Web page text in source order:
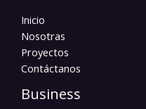
Inicio
Nosotras
Proyectos
Contáctanos
Business